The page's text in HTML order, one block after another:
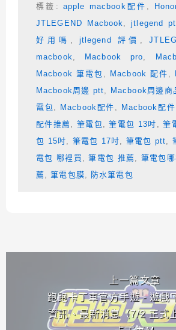
標籤: apple macbook配件 ,
JTLEGEND Macbook,jtlegend
好用嗎 , jtlegend 評價 ,
macbook, Macbook pro,
Macbook 筆電包 , Macbook 配件 ,
Macbook周邊 ptt, Macbook周邊商
電包, Macbook配件 , Macbook配
配件推薦, 筆電包,筆電包 13吋 ,筆
包 15吋, 筆電包 17吋, 筆電包 ptt,
電包 哪裡買 ,筆電包 推薦, 筆電包
薦,筆電包膜, 防水筆電包
上一篇文章
跑跑卡丁車官方手遊 - 遊戲
資訊、最新消息（7/2 正式